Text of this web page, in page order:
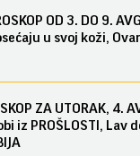
OD 3. DO 9.
u svoj koži,
ZA UTORAK, 4.
iz PROŠLOSTI, Lav